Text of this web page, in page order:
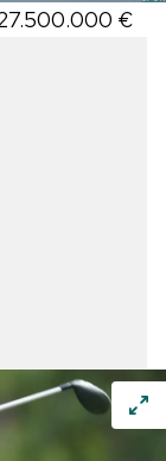
27.500.000 €